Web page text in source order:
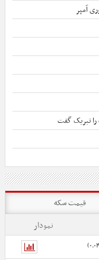
آمپر
را تبریک گفت
قیمت سکه
نمودار